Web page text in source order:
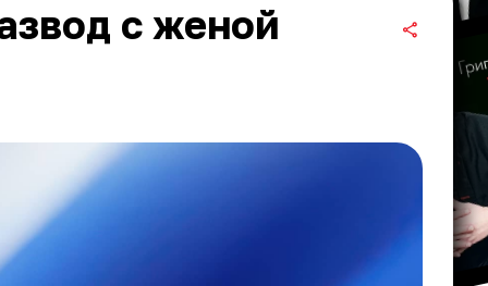
с женой